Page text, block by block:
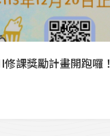
課獎勵計畫開跑囉！